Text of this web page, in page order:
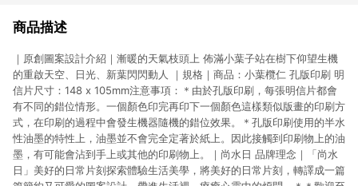
商品描述
｜原創圖案設計介紹｜漸暖的天氣枝頭上 佈滿小葉子站在樹下仰望生機
的重啟天空、日光、新葉閃閃動人 ｜規格｜商品：小葉欖仁 孔版印刷 明
信片尺寸：148 x 105mm注意事項：＊由於孔版印刷，每張明信片都會
有不同的錯位情形。一個顏色印完再印下一個顏色這樣類似版畫的印刷方
式，在印刷的過程中會發生機器隨機的錯位效果。＊孔版印刷使用的半水
性油墨的特性上，油墨並不會完全定著於紙上。因此接觸到印刷物上的油
墨，有可能會沾到手上或其他的印刷物上。｜尚水日 品牌理念｜「尚水
日」美好的日常片刻探索體驗生活美學，將美好的日常片刻，轉譯成一篇